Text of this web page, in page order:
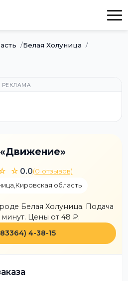
Белая Холуница
РЕКЛАМА
☆ 0.0(0 отзывов)
,Кировская область
Белая Холуница. Подача
минут. Цены от 48 ₽.
4-38-15